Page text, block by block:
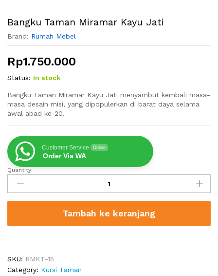
Bangku Taman Miramar Kayu Jati
Brand: Rumah Mebel
Rp1.750.000
Status: In stock
Bangku Taman Miramar Kayu Jati menyambut kembali masa-
masa desain misi, yang dipopulerkan di barat daya selama
awal abad ke-20.
Customer Service Online
Order Via WA
Bangku
Taman
Miramar
Kayu
quantity
Quantity:
Tambah ke keranjang
SKU: RMKT-15
Category: Kursi Taman